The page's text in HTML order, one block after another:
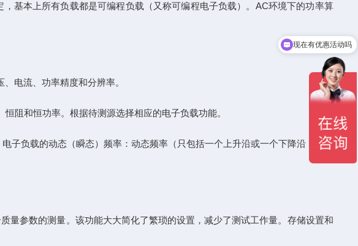
现在有优惠活动吗
基本上所有负载都是可编程负载（又称可编程电子负载）。AC环境下的功率算
电流、功率精度和分辨率。
阻和恒功率。根据待测源选择相应的电子负载功能。
负载的动态（瞬态）频率：动态频率（只包括一个上升沿或一个下降沿，或只
参数的测量。该功能大大简化了繁琐的设置，减少了测试工作量。存储设置和